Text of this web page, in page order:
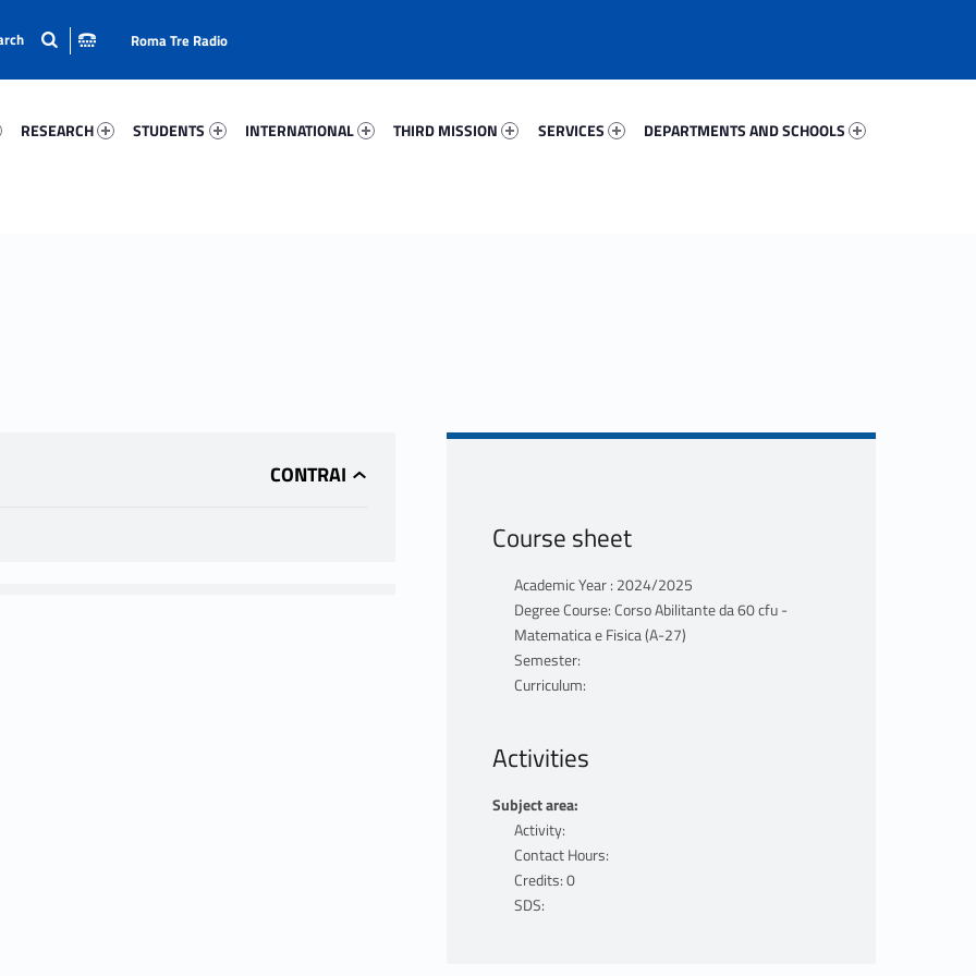
RESEARCH
STUDENTS
INTERNATIONAL
THIRD MISSION
SERVICES
DEPARTMENTS AND SCHOOLS
Roma Tre Radio
Course sheet
Academic Year : 2024/2025
Degree Course: Corso Abilitante da 60 cfu -
Matematica e Fisica (A-27)
Semester:
Curriculum:
Activities
Subject area:
Activity:
Contact Hours:
Credits: 0
SDS: